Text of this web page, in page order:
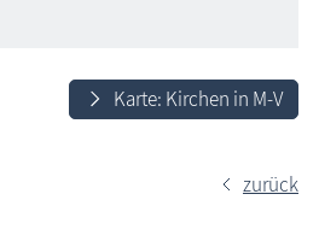
Karte: Kirchen in M-V
zurück